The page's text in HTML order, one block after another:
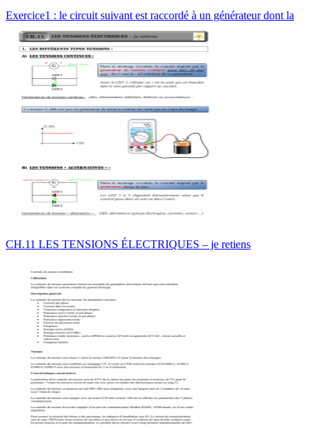
Exercice1 : le circuit suivant est raccordé à un générateur dont la
CH.11 LES TENSIONS ÉLECTRIQUES – je retiens